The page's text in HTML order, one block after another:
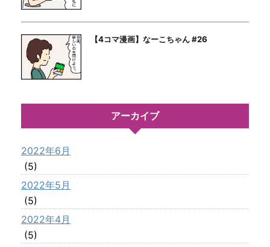
【4コマ漫画】なーこちゃん #26
アーカイブ
2022年6月
(5)
2022年5月
(5)
2022年4月
(5)